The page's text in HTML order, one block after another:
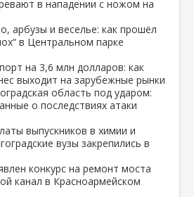
в нападении с ножом на
арбузы и веселье: как прошёл
в Центральном парке
на 3,6 млн долларов: как
выходит на зарубежные рынки
область под ударом:
о последствиях атаки
выпускников в химии и
вузы закрепились в
конкурс на ремонт моста
канал в Красноармейском